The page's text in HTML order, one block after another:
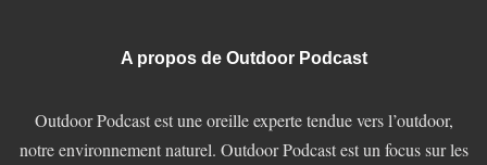
A propos de Outdoor Podcast
Outdoor Podcast est une oreille experte tendue vers l’outdoor,
notre environnement naturel. Outdoor Podcast est un focus sur les